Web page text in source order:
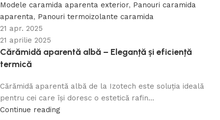
Modele caramida aparenta exterior, Panouri caramida
aparenta, Panouri termoizolante caramida
21 apr. 2025
21 aprilie 2025
Cărămidă aparentă albă – Eleganță și eficiență
termică
Cărămidă aparentă albă de la Izotech este soluția ideală
pentru cei care își doresc o estetică rafin...
Continue reading